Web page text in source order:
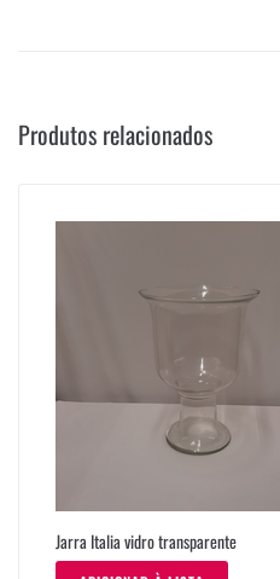
Produtos relacionados
Jarra Italia vidro transparente